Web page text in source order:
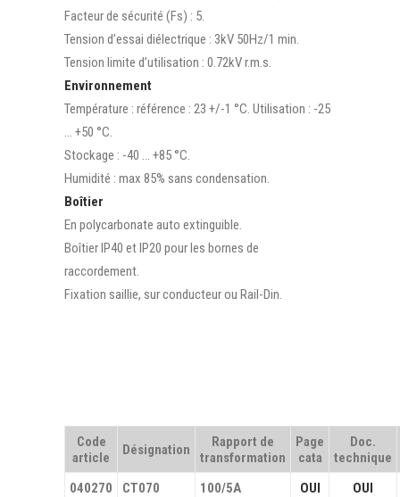
Facteur de sécurité (Fs) : 5.
Tension d’essai diélectrique : 3kV 50Hz/1 min.
Tension limite d’utilisation : 0.72kV r.m.s.
Environnement
Température : référence : 23 +/-1 °C. Utilisation : -25
… +50 °C.
Stockage : -40 … +85 °C.
Humidité : max 85% sans condensation.
Boîtier
En polycarbonate auto extinguible.
Boîtier IP40 et IP20 pour les bornes de
raccordement.
Fixation saillie, sur conducteur ou Rail-Din.
Code
article
Désignation
Rapport de
transformation
Page
cata
Doc.
technique
040270
CT070 100/5A OUI
OUI